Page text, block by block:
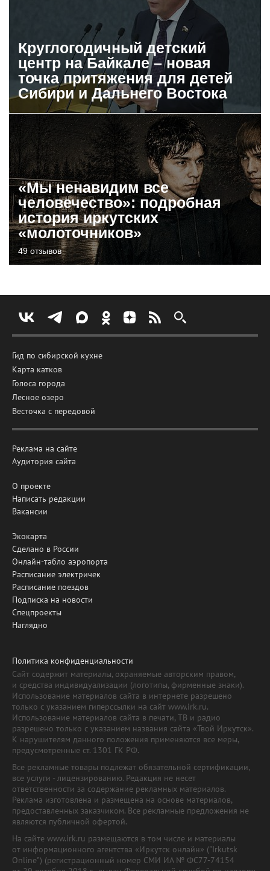
Круглогодичный детский
центр на Байкале – новая
точка притяжения для детей
Сибири и Дальнего Востока
«Мы ненавидим все
человечество»: подробная
история иркутских
«молоточников»
49 отзывов
Гид по сибирской кухне
Карта катков
Голоса города
Лесное озеро
Весточка с передовой
Реклама на сайте
Аудитория сайта
О проекте
Написать редакции
Вакансии
Экокарта
Сделано в России
Онлайн-табло аэропорта
Расписание электричек
Расписание поездов
Подписка на новости
Спецпроекты
Наглядно
Политика конфиденциальности
Сайт содержит материалы, охраняемые авторским правом,
и средства индивидуализации (логотипы, фирменные знаки).
Использование материалов сайта в интернете разрешено
только с указанием гиперссылки на сайт www.irk.ru.
Использование материалов сайта в печати, ТВ и радио
разрешено только с указанием названия сайта «Твой Иркутск».
К нарушителям данного положения применяются все меры,
предусмотренные ст. 1301 ГК РФ.
Все рекламные товары подлежат обязательной сертификации,
все услуги - лицензированию. Редакция не несет
ответственности за содержание рекламных материалов.
Реклама изготовлена и размещена на основе материалов,
предоставленных заказчиком. Все рекламные предложения не
являются публичной офертой.
На сайте www.irk.ru размещаются в том числе и материалы
от информационного агентства «Иркутск онлайн» ("Irkutsk
Online") (регистрационный номер СМИ ИА № ФС77-74154